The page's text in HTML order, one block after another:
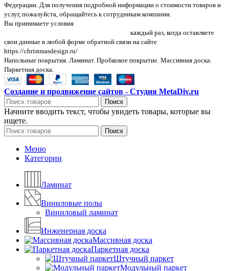
Федерации. Для получения подробной информации о стоимости товаров и
услуг, пожалуйста, обращайтесь к сотрудникам компании.
Вы принимаете условия
каждый раз, когда оставляете
свои данные в любой форме обратной связи на сайте
https://christmasdesign.ru/
Напольные покрытия. Ламинат. Пробковое покрытие. Массивная доска.
Паркетная доска.
Создание и продвижение сайтов - Студия MetaDiv.ru
Поиск
Начните вводить текст, чтобы увидеть товары, которые вы
ищете.
Поиск
Меню
Категории
Ламинат
Виниловые полы
Виниловый ламинат
Инженерная доска
Массивная доска
Паркетная доска
Штучный паркет
Модульный паркет